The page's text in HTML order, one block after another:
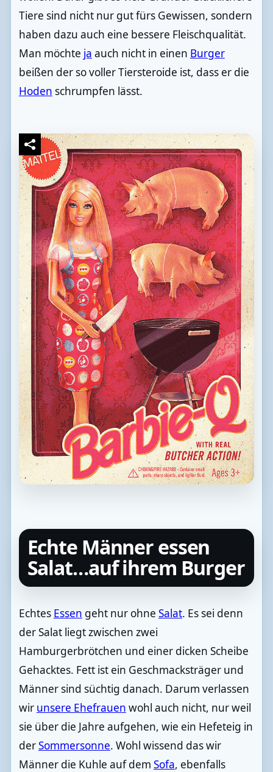
Tiere sind nicht nur gut fürs Gewissen, sondern
haben dazu auch eine bessere Fleischqualität.
Man möchte ja auch nicht in einen Burger
beißen der so voller Tiersteroide ist, dass er die
Hoden schrumpfen lässt.
Echte Männer essen
Salat…auf ihrem Burger
Echtes Essen geht nur ohne Salat. Es sei denn
der Salat liegt zwischen zwei
Hamburgerbrötchen und einer dicken Scheibe
Gehacktes. Fett ist ein Geschmacksträger und
Männer sind süchtig danach. Darum verlassen
wir unsere Ehefrauen wohl auch nicht, nur weil
sie über die Jahre aufgehen, wie ein Hefeteig in
derSommersonne. Wohl wissend das wir
Männer die Kuhle auf dem Sofa, ebenfalls